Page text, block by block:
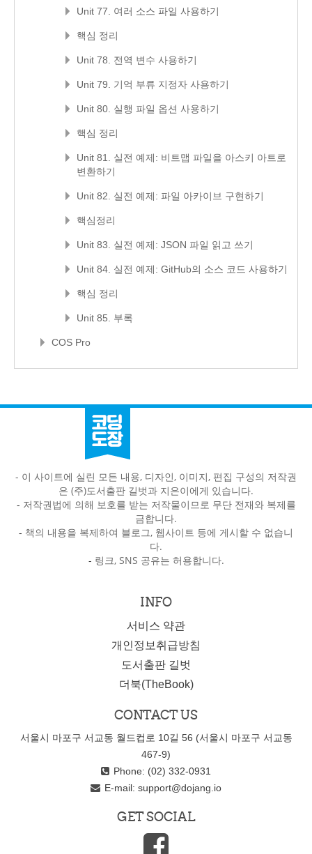
Unit 77. 여러 소스 파일 사용하기
핵심 정리
Unit 78. 전역 변수 사용하기
Unit 79. 기억 부류 지정자 사용하기
Unit 80. 실행 파일 옵션 사용하기
핵심 정리
Unit 81. 실전 예제: 비트맵 파일을 아스키 아트로
변환하기
Unit 82. 실전 예제: 파일 아카이브 구현하기
핵심정리
Unit 83. 실전 예제: JSON 파일 읽고 쓰기
Unit 84. 실전 예제: GitHub의 소스 코드 사용하기
핵심 정리
Unit 85. 부록
COS Pro
- 이 사이트에 실린 모든 내용, 디자인, 이미지, 편집 구성의 저작권
은 (주)도서출판 길벗과 지은이에게 있습니다.
- 저작권법에 의해 보호를 받는 저작물이므로 무단 전재와 복제를
금합니다.
- 책의 내용을 복제하여 블로그, 웹사이트 등에 게시할 수 없습니
다.
- 링크, SNS 공유는 허용합니다.
INFO
서비스 약관
개인정보취급방침
도서출판 길벗
더북(TheBook)
CONTACT US
서울시 마포구 서교동 월드컵로 10길 56 (서울시 마포구 서교동
467-9)
Phone: (02) 332-0931
E-mail: support@dojang.io
GET SOCIAL